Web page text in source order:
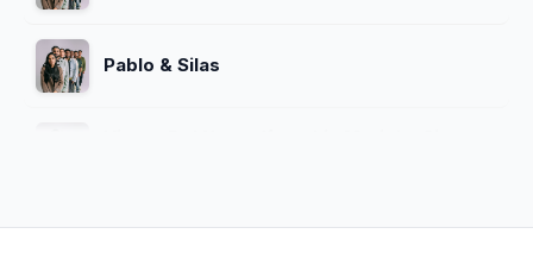
Pablo & Silas
Mi Mayor Necesidad